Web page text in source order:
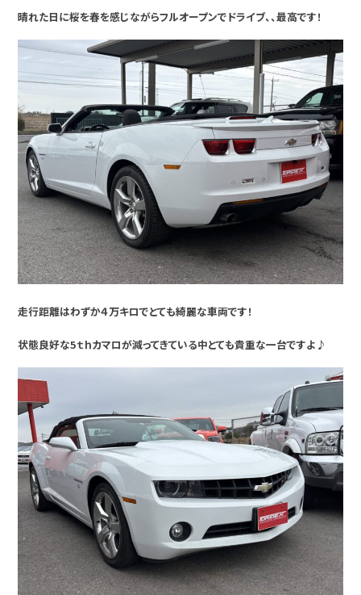
晴れた日に桜を春を感じながらフルオープンでドライブ、、最高です！
走行距離はわずか４万キロでとても綺麗な車両です！
状態良好な5ｔｈカマロが減ってきている中とても貴重な一台ですよ♪